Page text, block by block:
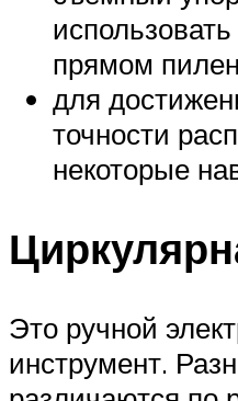
прямом
для
точности
некоторые
Это ручной
инструмент.